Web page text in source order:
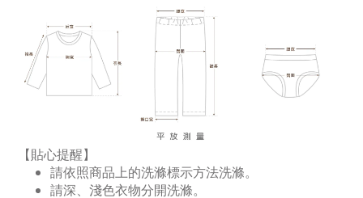
【貼心提醒】
請依照商品上的洗滌標示方法洗滌。
請深、淺色衣物分開洗滌。